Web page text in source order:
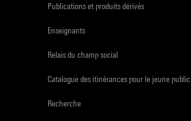
Publications et produits dérivés
Enseignants
Relais du champ social
Catalogue des itinérances pour le jeune public
Recherche